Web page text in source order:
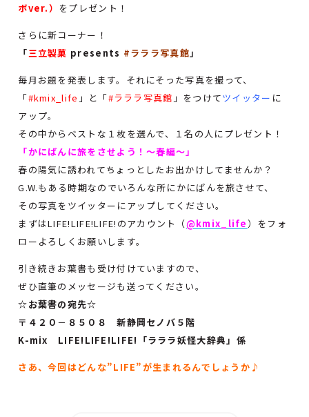
ボver.） をプレゼント！
さらに新コーナー！
「三立製菓 presents #ラララ写真館 」
毎月お題を発表します。それにそった写真を撮って、
「#kmix_life 」と「#ラララ写真館 」をつけてツイッター に
アップ。
その中からベストな１枚を選んで、１名の人にプレゼント！
「かにぱんに旅をさせよう！〜春編〜」
春の陽気に誘われてちょっとしたお出かけしてませんか？
G.W.もある時期なのでいろんな所にかにぱんを旅させて、
その写真をツイッターにアップしてください。
まずはLIFE!LIFE!LIFE!のアカウント（@kmix_life）をフォ
ローよろしくお願いします。
引き続きお葉書も受け付けていますので、
ぜひ直筆のメッセージも送ってください。
☆お葉書の宛先☆
〒４２０－８５０８ 新静岡セノバ５階
K-mix LIFE!LIFE!LIFE!「ラララ妖怪大辞典」係
さあ、今回はどんな”LIFE”が生まれるんでしょうか♪